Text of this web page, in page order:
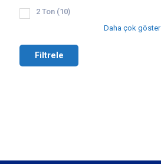
2 Ton (10)
Daha çok göster
Filtrele